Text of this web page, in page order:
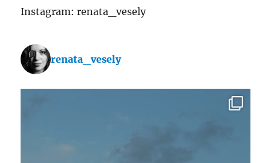
Instagram: renata_vesely
renata_vesely